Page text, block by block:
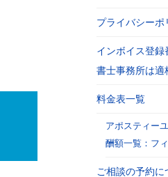
プライバシーポ
インボイス登録
書士事務所は適
料金表一覧
アポスティー
酬額一覧：フ
ご相談の予約に